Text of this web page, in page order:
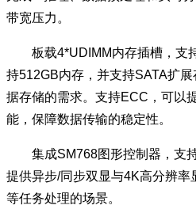
带宽压力。
板载4*UDIMM内存插槽，支
持512GB内存，并支持SATA扩
据存储的需求。支持ECC，可以
能，保障数据传输的稳定性。
集成SM768图形控制器，支持
提供异步/同步双显与4K高分辨率
等任务处理的场景。